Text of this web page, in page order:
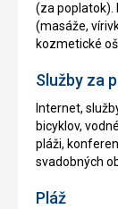
(za poplatok).
(masáže,
kozmetické
Služby za
Internet,
bicyklov,
pláži,
svadobných
Pláž